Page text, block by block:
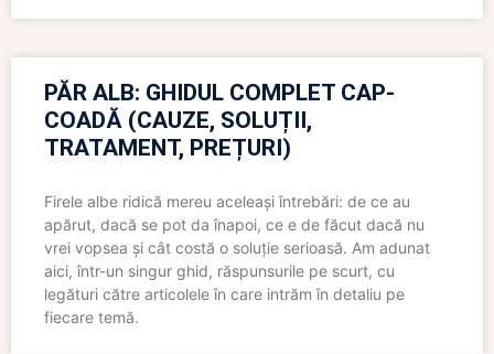
PĂR ALB: GHIDUL COMPLET CAP-
COADĂ (CAUZE, SOLUȚII,
TRATAMENT, PREȚURI)
Firele albe ridică mereu aceleași întrebări: de ce au
apărut, dacă se pot da înapoi, ce e de făcut dacă nu
vrei vopsea și cât costă o soluție serioasă. Am adunat
aici, într-un singur ghid, răspunsurile pe scurt, cu
legături către articolele în care intrăm în detaliu pe
fiecare temă.